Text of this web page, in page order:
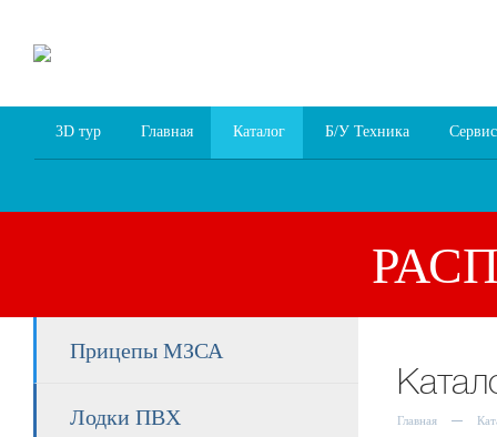
3D тур Главная Каталог Б/У Техника Сервис
Прицепы МЗСА
Лодки ПВХ Главная